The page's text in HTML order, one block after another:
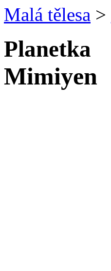
Malá tělesa >
Planetka
Mimiyen